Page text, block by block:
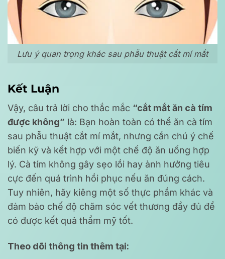
Lưu ý quan trọng khác sau phẫu thuật cắt mí mắt
Kết Luận
Vậy, câu trả lời cho thắc mắc “cắt mắt ăn cà tím
được không” là: Bạn hoàn toàn có thể ăn cà tím
sau phẫu thuật cắt mí mắt, nhưng cần chú ý chế
biến kỹ và kết hợp với một chế độ ăn uống hợp
lý. Cà tím không gây sẹo lồi hay ảnh hưởng tiêu
cực đến quá trình hồi phục nếu ăn đúng cách.
Tuy nhiên, hãy kiêng một số thực phẩm khác và
đảm bảo chế độ chăm sóc vết thương đầy đủ để
có được kết quả thẩm mỹ tốt.
Theo dõi thông tin thêm tại: